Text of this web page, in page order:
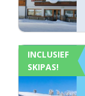
INCLUSIEF
SKIPAS!